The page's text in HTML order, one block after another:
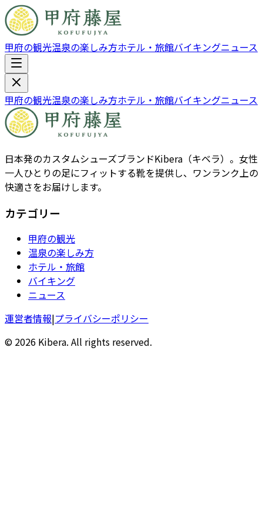
甲府の観光温泉の楽しみ方ホテル・旅館バイキングニュース
甲府の観光温泉の楽しみ方ホテル・旅館バイキングニュース
日本発のカスタムシューズブランドKibera（キベラ）。女性
一人ひとりの足にフィットする靴を提供し、ワンランク上の
快適さをお届けします。
カテゴリー
甲府の観光
温泉の楽しみ方
ホテル・旅館
バイキング
ニュース
運営者情報|プライバシーポリシー
© 2026 Kibera. All rights reserved.